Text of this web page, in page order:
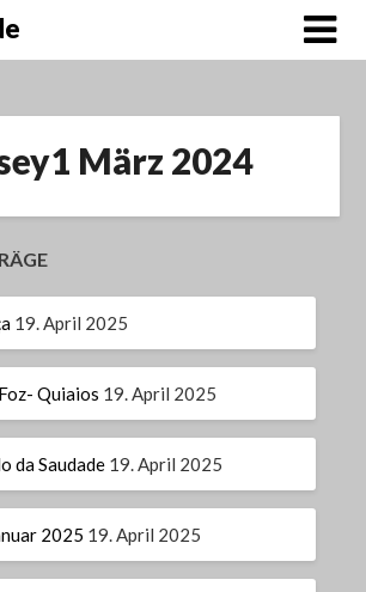
März 2024
19. April 2025
Quiaios 19. April 2025
da Saudade 19. April 2025
2025 19. April 2025